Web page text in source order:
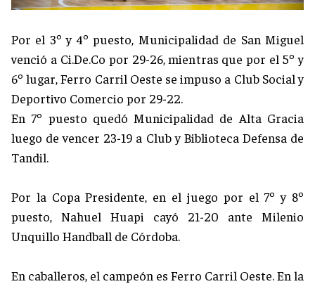
Por el 3º y 4º puesto, Municipalidad de San Miguel
venció a Ci.De.Co por 29-26, mientras que por el 5º y
6º lugar, Ferro Carril Oeste se impuso a Club Social y
Deportivo Comercio por 29-22.
En 7º puesto quedó Municipalidad de Alta Gracia
luego de vencer 23-19 a Club y Biblioteca Defensa de
Tandil.
Por la Copa Presidente, en el juego por el 7º y 8º
puesto, Nahuel Huapi cayó 21-20 ante Milenio
Unquillo Handball de Córdoba.
En caballeros, el campeón es Ferro Carril Oeste. En la